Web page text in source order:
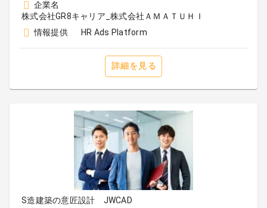
企業名
株式会社GR8キャリア_株式会社ＡＭＡＴＵＨＩ
情報提供
HR Ads Platform
詳細を見る
S造建築の意匠設計 JWCAD